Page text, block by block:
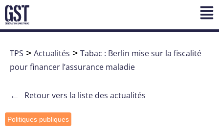
TPS > Actualités > Tabac : Berlin mise sur la fiscalité
pour financer l’assurance maladie
← Retour vers la liste des actualités
Politiques publiques